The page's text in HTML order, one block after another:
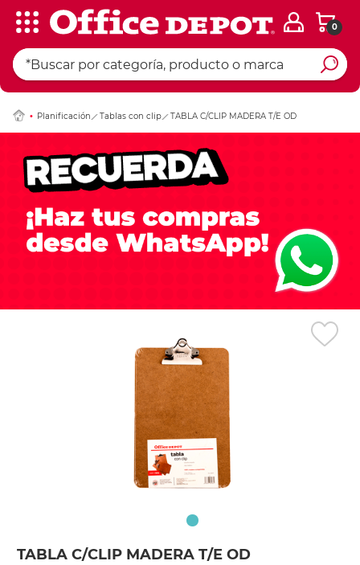
0
Planificación Tablas con clip TABLA C/CLIP MADERA T/E OD
TABLA C/CLIP MADERA T/E OD
Ingresar Codigo